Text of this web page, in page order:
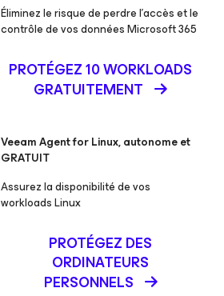
Éliminez le risque de perdre l’accès et le
contrôle de vos données Microsoft 365
PROTÉGEZ 10 WORKLOADS
GRATUITEMENT
Veeam Agentfor Linux,autonome et
GRATUIT
Assurez la disponibilité de vos
workloads Linux
PROTÉGEZ DES
ORDINATEURS
PERSONNELS